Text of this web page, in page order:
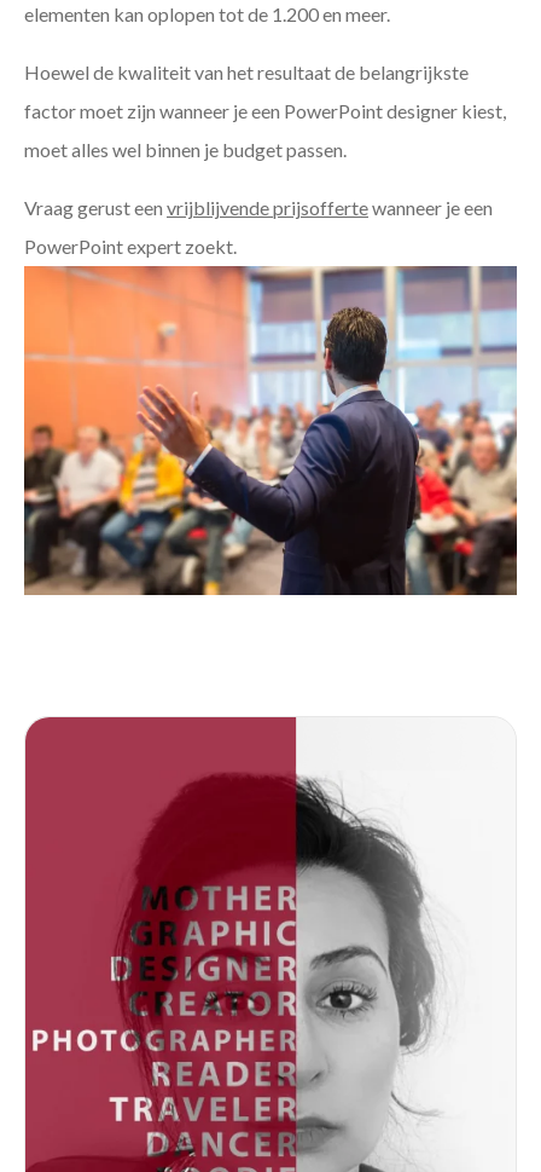
elementen kan oplopen tot de 1.200 en meer.
Hoewel de kwaliteit van het resultaat de belangrijkste
factor moet zijn wanneer je een PowerPoint designer kiest,
moet alles wel binnen je budget passen.
Vraag gerust een vrijblijvende prijsoffertewanneer je een
PowerPoint expert zoekt.